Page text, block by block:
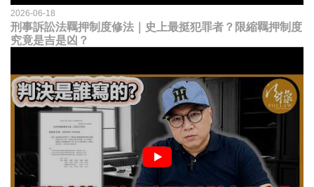
2026-06-18
刑事訴訟法羈押制度修法｜史上最挺犯罪者？限縮羈押制度
究竟是吉是凶？